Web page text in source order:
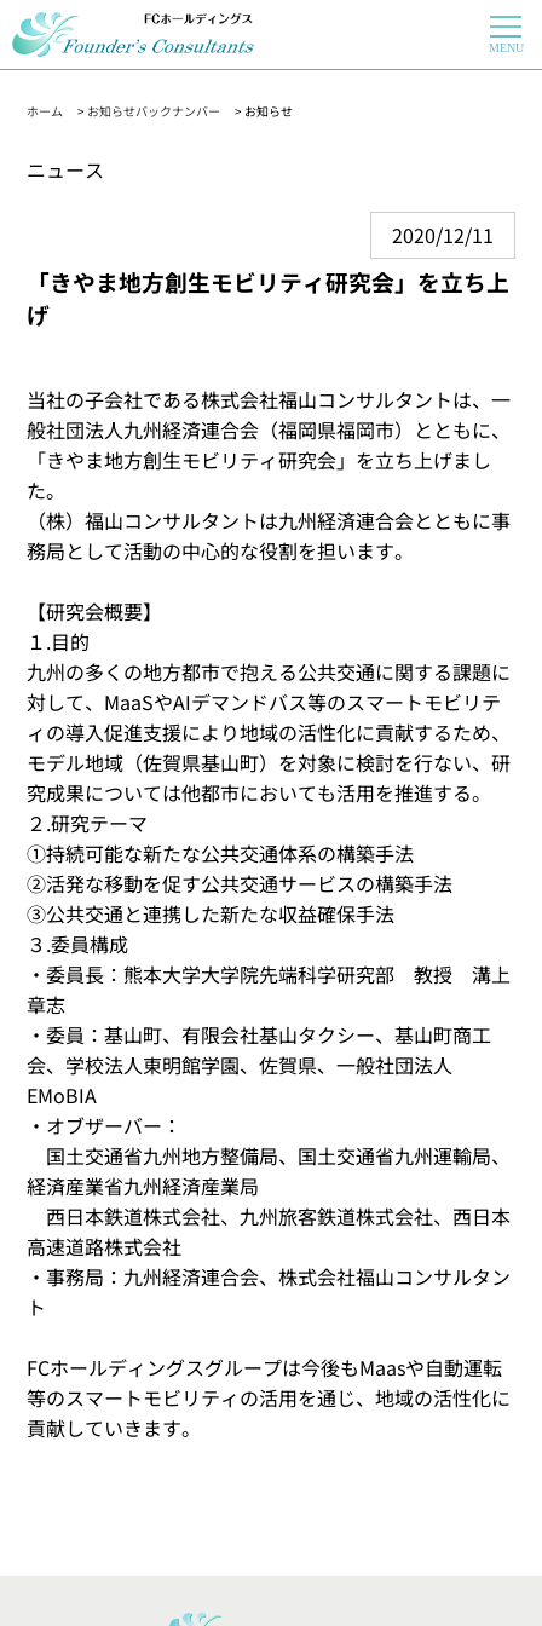
ホーム > お知らせバックナンバー > お知らせ
ニュース
2020/12/11
「きやま地方創生モビリティ研究会」を立ち上
げ
当社の子会社である株式会社福山コンサルタントは、一
般社団法人九州経済連合会（福岡県福岡市）とともに、
「きやま地方創生モビリティ研究会」を立ち上げまし
た。
（株）福山コンサルタントは九州経済連合会とともに事
務局として活動の中心的な役割を担います。
【研究会概要】
１.目的
九州の多くの地方都市で抱える公共交通に関する課題に
対して、MaaSやAIデマンドバス等のスマートモビリテ
ィの導入促進支援により地域の活性化に貢献するため、
モデル地域（佐賀県基山町）を対象に検討を行ない、研
究成果については他都市においても活用を推進する。
２.研究テーマ
①持続可能な新たな公共交通体系の構築手法
②活発な移動を促す公共交通サービスの構築手法
③公共交通と連携した新たな収益確保手法
３.委員構成
・委員長：熊本大学大学院先端科学研究部 教授 溝上
章志
・委員：基山町、有限会社基山タクシー、基山町商工
会、学校法人東明館学園、佐賀県、一般社団法人
EMoBIA
・オブザーバー：
国土交通省九州地方整備局、国土交通省九州運輸局、
経済産業省九州経済産業局
西日本鉄道株式会社、九州旅客鉄道株式会社、西日本
高速道路株式会社
・事務局：九州経済連合会、株式会社福山コンサルタン
ト
FCホールディングスグループは今後もMaasや自動運転
等のスマートモビリティの活用を通じ、地域の活性化に
貢献していきます。